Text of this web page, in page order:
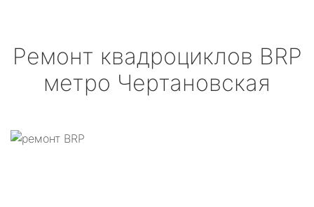
Ремонт квадроциклов BRP
метро Чертановская